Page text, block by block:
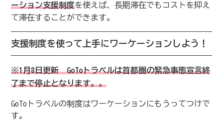
ーション支援制度を使えば、長期滞在でもコストを抑え
て滞在することができます。
支援制度を使って上手にワーケーションしよう！
※1月8日更新 GoToトラベルは首都圏の緊急事態宣言終
了まで停止となります。。
GoToトラベルの制度はワーケーションにもうってつけで
す。